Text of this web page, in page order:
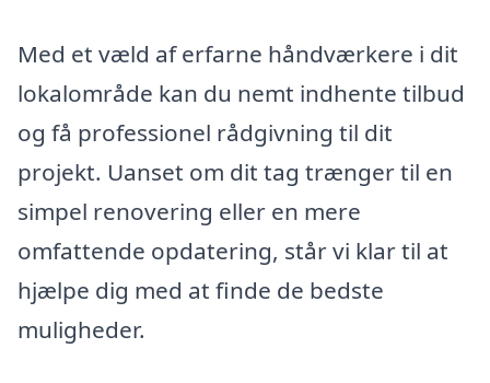
Med et væld af erfarne håndværkere i dit
lokalområde kan du nemt indhente tilbud
og få professionel rådgivning til dit
projekt. Uanset om dit tag trænger til en
simpel renovering eller en mere
omfattende opdatering, står vi klar til at
hjælpe dig med at finde de bedste
muligheder.